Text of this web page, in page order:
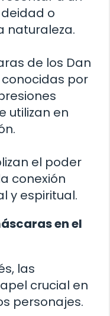
o
naturaleza.
de los Dan
por
utilizan en
el poder
conexión
y espiritual.
en el
las
crucial en
personajes.